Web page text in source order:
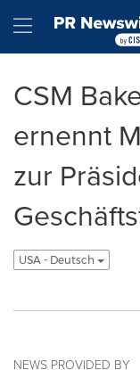
Hamburger
CSM
ernennt
zur
USA - Deutsch
NEWS PROVIDED BY